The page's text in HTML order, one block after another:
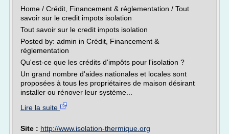
Home / Crédit, Financement & réglementation / Tout
savoir sur le credit impots isolation
Tout savoir sur le credit impots isolation
Posted by: admin in Crédit, Financement &
réglementation
Qu'est-ce que les crédits d'impôts pour l'isolation ?
Un grand nombre d'aides nationales et locales sont
proposées à tous les propriétaires de maison désirant
installer ou rénover leur système...
Lire la suite
Site : http://www.isolation-thermique.org